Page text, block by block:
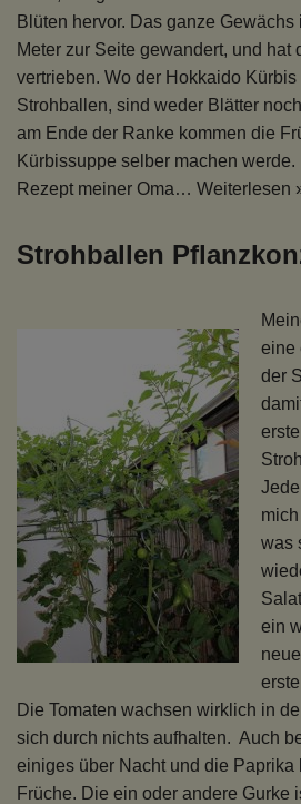
Blüten hervor. Das ganze Gewächs
Meter zur Seite gewandert, und hat
vertrieben. Wo der Hokkaido
Strohballen, sind weder Blätter
am Ende der Ranke kommen die
Kürbissuppe selber machen
Rezept meiner Oma… Weiterlesen
Strohballen
eine
der
was
ein
Die Tomaten wachsen wirklich in
sich durch nichts aufhalten. Auch
einiges über Nacht und die Paprika
Früche. Die ein oder andere Gurke